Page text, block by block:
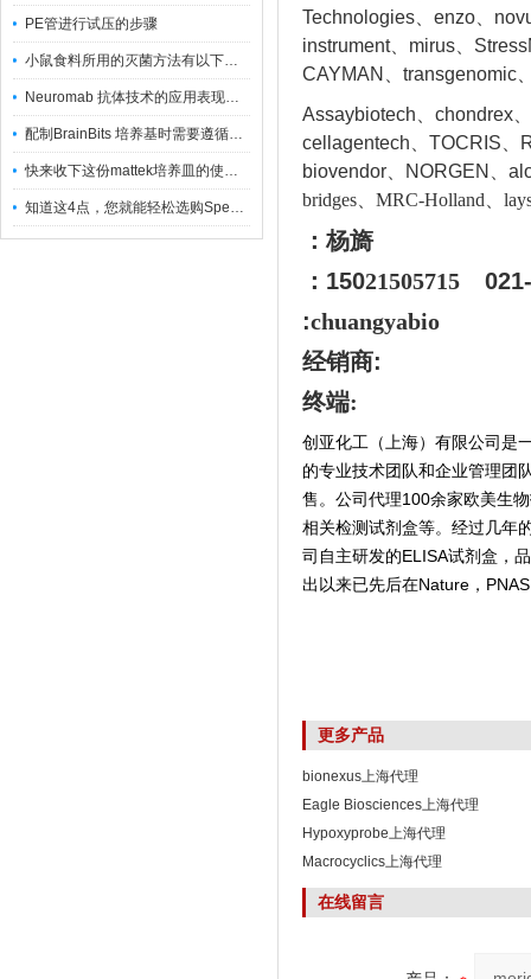
PE管进行试压的步骤
小鼠食料所用的灭菌方法有以下三种
Neuromab 抗体技术的应用表现在这几方面
配制BrainBits 培养基时需要遵循的原则
快来收下这份mattek培养皿的使用指南
知道这4点，您就能轻松选购Spectrum 膜
Technologies、enzo、
instrument、mirus、
CAYMAN、transgenomic
Assaybiotech、chondrex
cellagentech、TOCRIS、
biovendor、NORGEN、a
bridges、MRC-Holland、
：杨旖
：15021505715
021-
:chuangyabio
经销商:
终端:
创亚化工（上海）有限公司是
的专业技术团队和企业管理团
售。公司代理100余家欧美生
相关检测试剂盒等。经过几年
司自主研发的ELISA试剂盒，
出以来已先后在Nature，
更多产品
bionexus上海代理
Eagle Biosciences上海代理
Hypoxyprobe上海代理
Macrocyclics上海代理
在线留言